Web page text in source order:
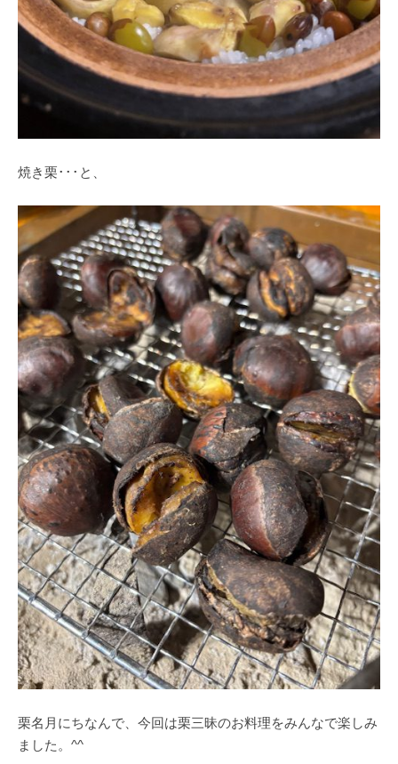
焼き栗･･･と、
栗名月にちなんで、今回は栗三昧のお料理をみんなで楽しみ
ました。^^